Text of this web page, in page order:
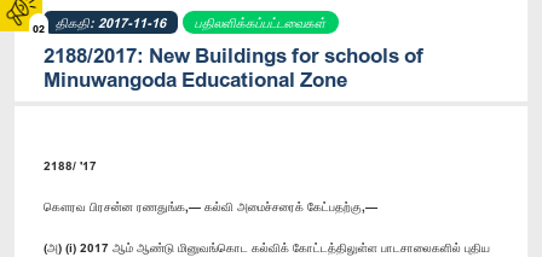
02 திகதி: 2017-11-16 பதிலளிக்கப்பட்டவைகள்
2188/2017: New Buildings for schools of
Minuwangoda Educational Zone
2188/ '17
கௌரவ பிரசன்ன ரணதுங்க,— கல்வி அமைச்சரைக் கேட்பதற்கு,—
(அ) (i) 2017 ஆம் ஆண்டு மினுவங்கொட கல்விக் கோட்டத்திலுள்ள பாடசாலைகளில் புதிய